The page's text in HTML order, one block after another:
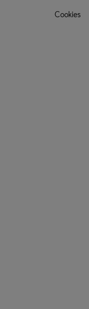
Cookies